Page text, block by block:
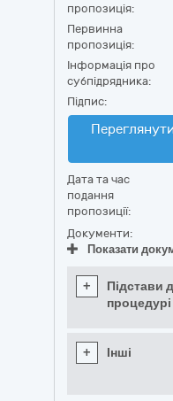
пропозиція:
Первинна
пропозиція:
Інформація про
субпідрядника:
Підпис:
Дата та час
подання
пропозиції:
Документи:
Показати
+
Підстави
процедурі
+ Інші